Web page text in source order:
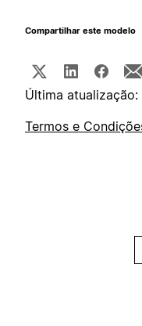
Compartilhar este modelo
Última
Termos e